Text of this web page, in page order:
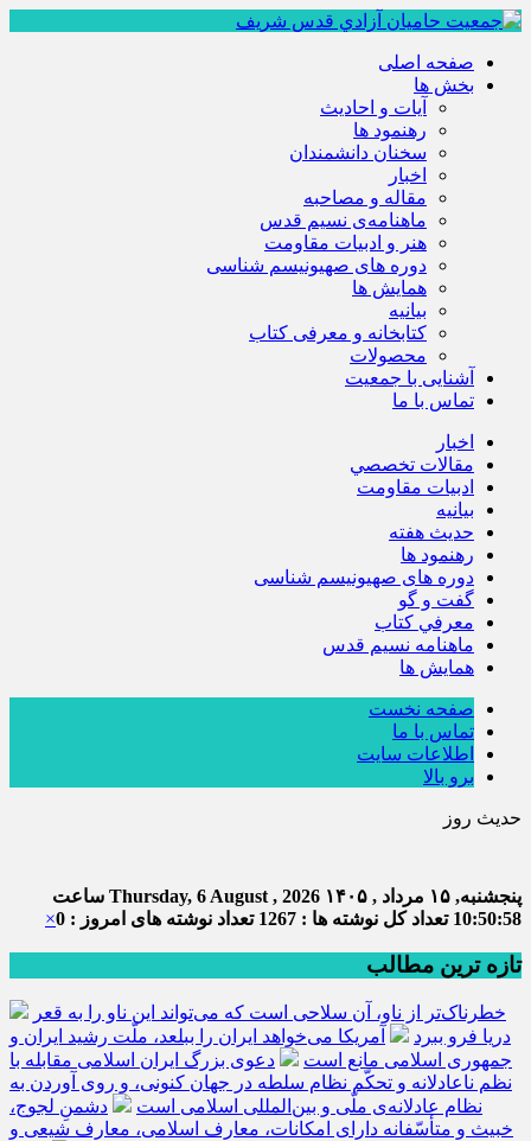
صفحه اصلی
بخش ها
آیات و احادیث
رهنمود ها
سخنان دانشمندان
اخبار
مقاله و مصاحبه
ماهنامه‌ی نسیم قدس
هنر و ادبیات مقاومت
دوره های صهیونیسم شناسی
همايش ها
بيانيه
کتابخانه و معرفی کتاب
محصولات
آشنایی با جمعیت
تماس با ما
اخبار
مقالات تخصصي
ادبيات مقاومت
بيانيه
حديث هفته
رهنمود ها
دوره های صهیونیسم شناسی
گفت و گو
معرفي كتاب
ماهنامه نسيم قدس
همايش ها
صفحه نخست
تماس با ما
اطلاعات سایت
برو بالا
حدیث روز
پنجشنبه, ۱۵ مرداد , ۱۴۰۵ Thursday, 6 August , 2026 ساعت
10:50:58 تعداد کل نوشته ها : 1267 تعداد نوشته های امروز : 0 ×
تازه ترین مطالب
خطرناک‌تر از ناو، آن سلاحی است که می‌تواند این ناو را به قعر
دریا فرو ببرد
آمریکا می‌خواهد ایران را ببلعد، ملّت رشید ایران و
جمهوری اسلامی مانع است
دعوی بزرگ ایران اسلامی مقابله با
نظم ناعادلانه و تحکّم نظام سلطه در جهان کنونی، و روی آوردن به
نظام عادلانه‌ی ملّی و بین‌المللی اسلامی است
دشمنِ لجوج،
خبیث و متأسّفانه دارای امکانات، معارف اسلامی، معارف شیعی و